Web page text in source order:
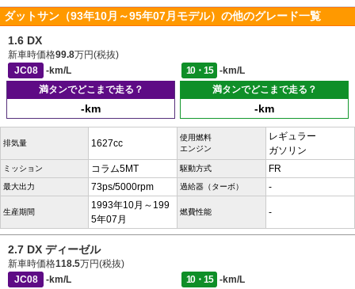
ダットサン（93年10月～95年07月モデル）の他のグレード一覧
1.6 DX
新車時価格99.8万円(税抜)
JC08
-km/L 10・15
-km/L
満タンでどこまで走る？
-km
満タンでどこまで走る？
-km
排気量 1627cc
使用燃料
エンジン
レギュラー
ガソリン
ミッション コラム5MT 駆動方式 FR
最大出力 73ps/5000rpm 過給器（ターボ） -
生産期間
1993年10月～199
5年07月
燃費性能 -
2.7 DX ディーゼル
新車時価格118.5万円(税抜)
JC08
-km/L 10・15
-km/L